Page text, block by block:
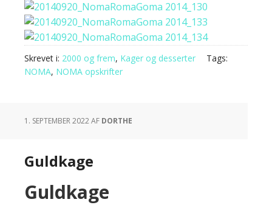
Skrevet i: 2000 og frem, Kager og desserter
Tags:
NOMA, NOMA opskrifter
1. SEPTEMBER 2022AF DORTHE
Guldkage
Guldkage